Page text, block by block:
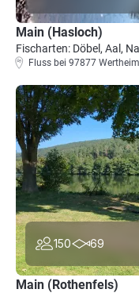
Main (Hasloch)
Fischarten: Döbel, Aal,
Fluss bei 97877 Wertheim
150 69
Main (Rothenfels)